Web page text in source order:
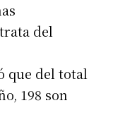
del
que del total
198 son